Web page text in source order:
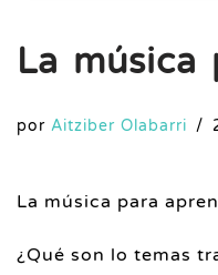
La música
por Aitziber Olabarri
La música para
¿Qué son lo temas